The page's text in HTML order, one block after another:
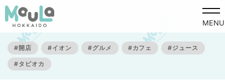
MENU
#開店 #イオン #グルメ #カフェ #ジュース
#タピオカ